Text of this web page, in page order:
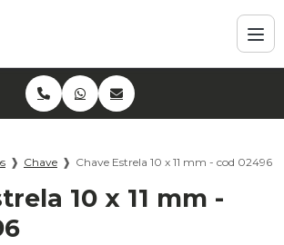
❱ Chave ❱ Chave Estrela 10 x 11 mm - cod 02496
10 x 11 mm -